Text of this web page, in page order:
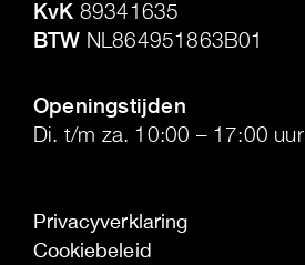
KvK 89341635
BTW NL864951863B01
Openingstijden
Di. t/m za. 10:00 – 17:00 uur
Privacyverklaring
Cookiebeleid